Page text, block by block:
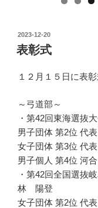
投
稿
日:
2023-12-20
表彰式
１２月１５日に表
～弓道部～
・第42回東海選抜
男子団体 第2位 代
女子団体 第3位 代
男子個人 第4位 河
・第42回全国選抜
林 陽登
女子団体 第2位 代